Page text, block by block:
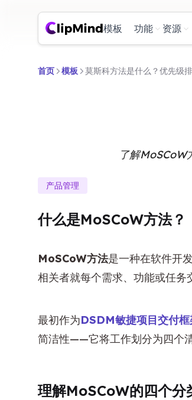
模板 功能 资源
首页 模板 莫斯科方法是什么？优先级
了解MoSCoW
产品管理
什么是MoSCoW方法？
MoSCoW方法是一种在软件开
相关者就每个需求、功能或任务
最初作为DSDM敏捷项目交付框
简洁性——它将工作划分为四个
理解MoSCoW的四个分